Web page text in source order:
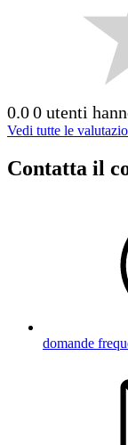
0.00 utenti
Vedi tutte le
Contatta il
domande